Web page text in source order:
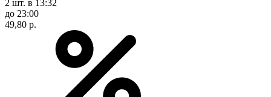
2 шт. в 13:32
до 23:00
49,80 р.